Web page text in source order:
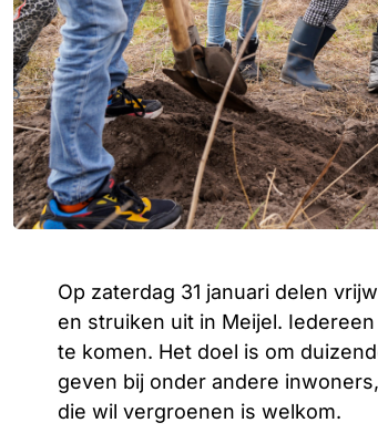
Op zaterdag 31 januari delen
en struiken uit in Meijel.
te komen. Het doel is om
geven bij onder andere
die wil vergroenen is welkom.